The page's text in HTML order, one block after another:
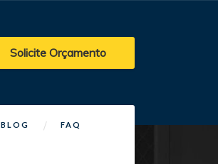
Solicite Orçamento
BLOG FAQ